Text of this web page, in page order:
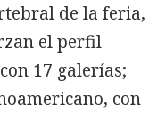
de la feria,
el perfil
17 galerías;
con